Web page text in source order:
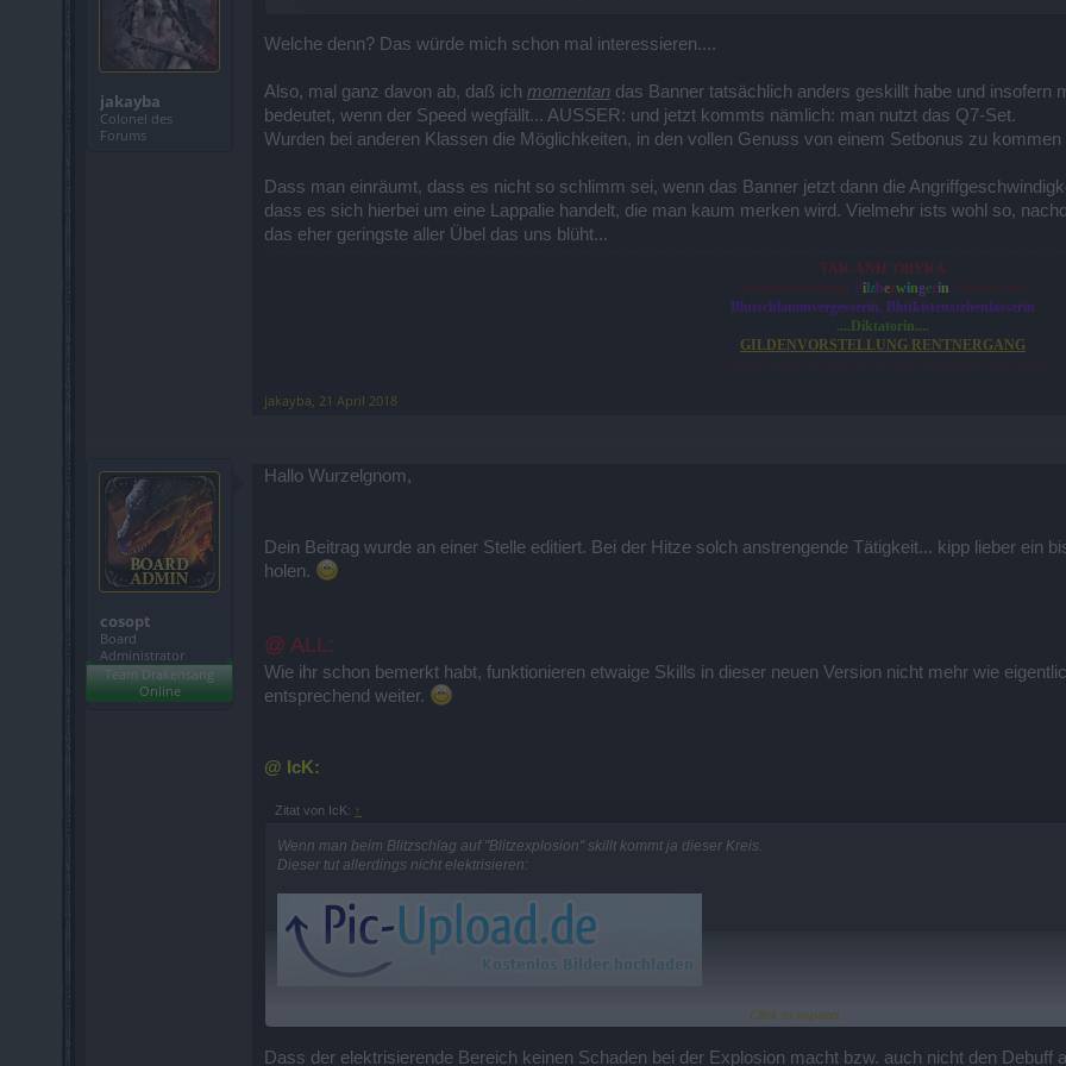
jakayba
Colonel des
Forums
Welche denn? Das würde mich schon mal interessieren....
Also, mal ganz davon ab, daß ich momentan das Banner tatsächlich anders geskillt habe und
bedeutet, wenn der Speed wegfällt... AUSSER: und jetzt kommts nämlich: man nutzt das Q7-Set.
Wurden bei anderen Klassen die Möglichkeiten, in den vollen Genuss von einem Setbonus zu
Dass man einräumt, dass es nicht so schlimm sei, wenn das Banner jetzt dann die
dass es sich hierbei um eine Lappalie handelt, die man kaum merken wird. Vielmehr ists wohl so,
das eher geringste aller Übel das uns blüht...
TAR-ANH' OBYRA
i z bezwingerin
Blutschlammvergesserin, Blutkistenstehenlasserin
....Diktatorin....
GILDENVORSTELLUNG RENTNERGANG
jakayba, 21 April 2018
cosopt
Board
Administrator
Team Drakensang
Online
Hallo Wurzelgnom,
Dein Beitrag wurde an einer Stelle editiert. Bei der Hitze solch anstrengende Tätigkeit... kipp lieber ein
holen.
@ ALL:
Wie ihr schon bemerkt habt, funktionieren etwaige Skills in dieser neuen Version nicht mehr wie
entsprechend weiter.
@ IcK:
Zitat von IcK: ↑
Wenn man beim Blitzschlag auf "Blitzexplosion" skillt kommt ja dieser Kreis.
Dieser tut allerdings nicht elektrisieren:
Wie man auf dem Bild deutlich erkennt haben die Gegner keinen Blitz über dem Kopf.
Click to expand...
Dass der elektrisierende Bereich keinen Schaden bei der Explosion macht bzw. auch nicht den Debuff